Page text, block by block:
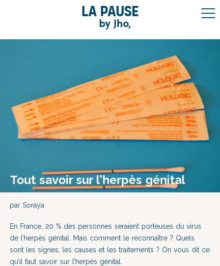
La pause
by Jho,
Tout savoir sur l'herpès génital
par Soraya
En France, 20 % des personnes seraient porteuses du virus
de l’herpès génital. Mais comment le reconnaître ? Quels
sont les signes, les causes et les traitements ? On vous dit ce
qu’il faut savoir sur l’herpès génital.